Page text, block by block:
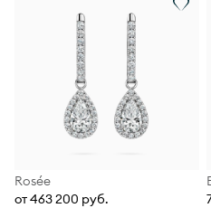
Rosée
от 463 200 руб.